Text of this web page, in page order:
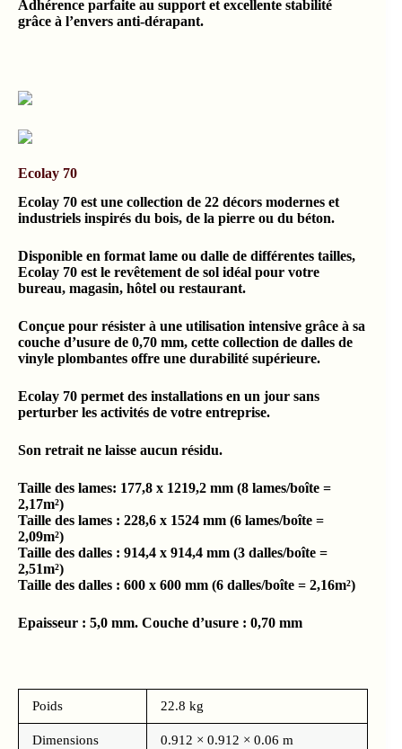
Adhérence parfaite au support et excellente stabilité
grâce à l’envers anti-dérapant.
Ecolay 70
Ecolay 70 est une collection de 22 décors modernes et
industriels inspirés du bois, de la pierre ou du béton.
Disponible en format lame ou dalle de différentes tailles,
Ecolay 70 est le revêtement de sol idéal pour votre
bureau, magasin, hôtel ou restaurant.
Conçue pour résister à une utilisation intensive grâce à sa
couche d’usure de 0,70 mm, cette collection de dalles de
vinyle plombantes offre une durabilité supérieure.
Ecolay 70 permet des installations en un jour sans
perturber les activités de votre entreprise.
Son retrait ne laisse aucun résidu.
Taille des lames: 177,8 x 1219,2 mm (8 lames/boîte =
2,17m²)
Taille des lames : 228,6 x 1524 mm (6 lames/boîte =
2,09m²)
Taille des dalles : 914,4 x 914,4 mm (3 dalles/boîte =
2,51m²)
Taille des dalles : 600 x 600 mm (6 dalles/boîte = 2,16m²)
Epaisseur : 5,0 mm. Couche d’usure : 0,70 mm
Poids 22.8 kg
Dimensions 0.912 × 0.912 × 0.06 m